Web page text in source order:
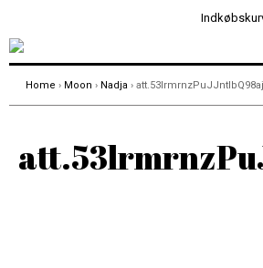
Home › Moon › Nadja ›